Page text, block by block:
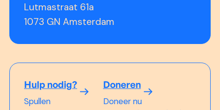
Lutmastraat 61a
1073 GN Amsterdam
Hulp nodig?
Spullen
Doneren
Doneer nu